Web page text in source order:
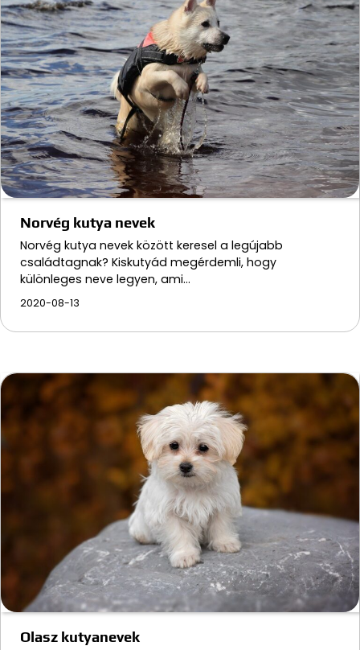
Norvég kutya nevek
Norvég kutya nevek között keresel a legújabb
családtagnak? Kiskutyád megérdemli, hogy
különleges neve legyen, ami…
2020-08-13
Olasz kutyanevek